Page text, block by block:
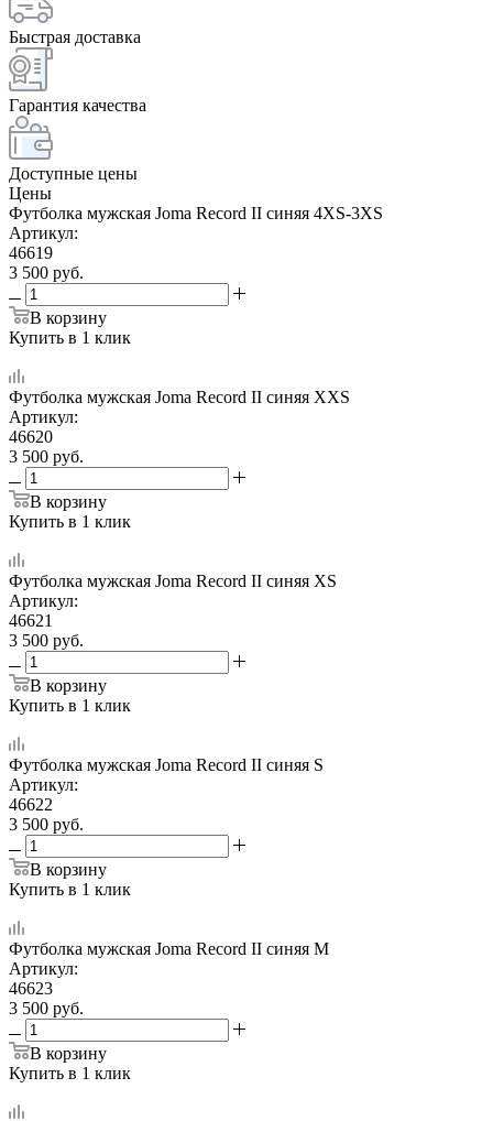
Быстрая доставка
Гарантия качества
Доступные цены
Цены
Футболка мужская Joma Record II синяя 4XS-3XS
Артикул:
46619
3 500 руб.
В корзину
Купить в 1 клик
Футболка мужская Joma Record II синяя XXS
Артикул:
46620
3 500 руб.
В корзину
Купить в 1 клик
Футболка мужская Joma Record II синяя XS
Артикул:
46621
3 500 руб.
В корзину
Купить в 1 клик
Футболка мужская Joma Record II синяя S
Артикул:
46622
3 500 руб.
В корзину
Купить в 1 клик
Футболка мужская Joma Record II синяя M
Артикул:
46623
3 500 руб.
В корзину
Купить в 1 клик